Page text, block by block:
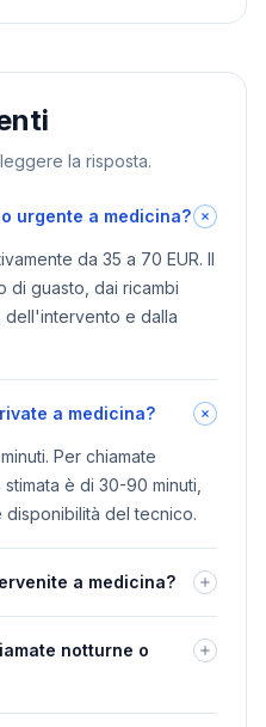
la risposta.
urgente a medicina?
da 35 a 70 EUR. Il
di guasto, dai ricambi
dell'intervento e dalla
a medicina?
Per chiamate
è di 30-90 minuti,
del tecnico.
a medicina?
notturne o